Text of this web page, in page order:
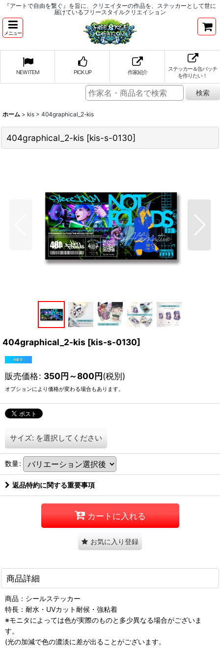
『アートで自由を繋ぐ』を旨に、クリエイターの作品を、ステッカーとして世に
届けているフリースタイルクリエイション
メニュー
NEW ITEM PICK UP 作家紹介
ステッカー＆缶バッチ
を作りたい！
ホーム > kis > 404graphical_2-kis
404graphical_2-kis [kis-s-0130]
404graphical_2-kis [kis-s-0130]
販売価格: 350円～800円(税別)
オプションにより価格が変わる場合もあります。
サイズ: を選択してください
数量:
返品特約に関する重要事項
カートに入れる
お気に入り登録
商品詳細
商品：シールステッカー
特長：耐水・UVカット耐候・強粘着
※モニタによっては色が実際のものと多少異なる場合がございま
す。
(光の加減で色の濃淡に差が出ることがございます。